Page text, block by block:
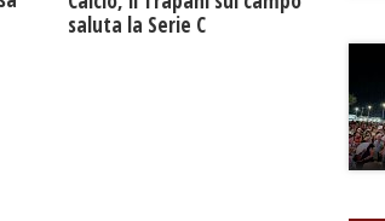
saluta la Serie C